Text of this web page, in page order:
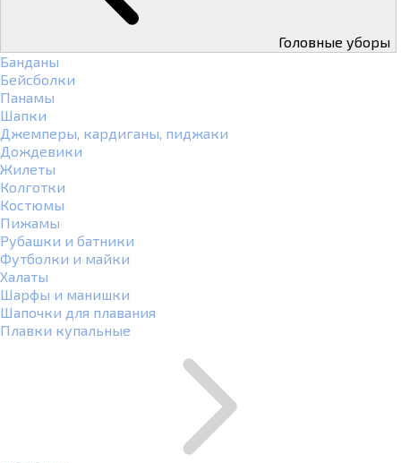
Головные уборы
Банданы
Бейсболки
Панамы
Шапки
Джемперы, кардиганы, пиджаки
Дождевики
Жилеты
Колготки
Костюмы
Пижамы
Рубашки и батники
Футболки и майки
Халаты
Шарфы и манишки
Шапочки для плавания
Плавки купальные